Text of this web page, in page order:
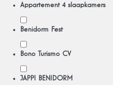
Appartement 4 slaapkamers
Benidorm Fest
Bono Turismo CV
JAPPI BENIDORM